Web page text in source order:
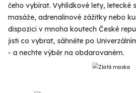
čeho vybírat. Vyhlídkové lety, letecké
masáže, adrenalinové zážitky nebo
dispozici v mnoha koutech České
jisti co vybrat, sáhněte po
- a nechte výběr na obdarovaném.